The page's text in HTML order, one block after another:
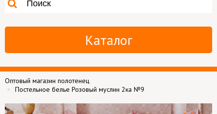
Каталог
Оптовый магазин полотенец
Постельное белье Розовый муслин 2ка №9